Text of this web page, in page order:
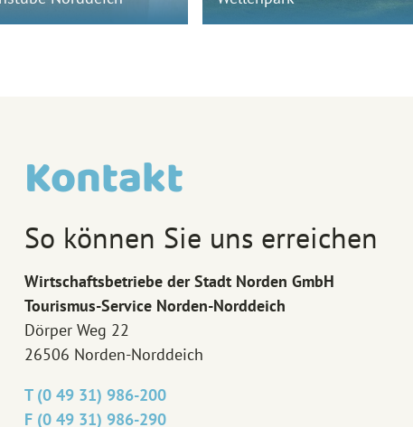
Kontakt
So können Sie uns erreichen
Wirtschaftsbetriebe der Stadt Norden GmbH
Tourismus-Service Norden-Norddeich
Dörper Weg 22
26506 Norden-Norddeich
T (0 49 31) 986-200
F (0 49 31) 986-290